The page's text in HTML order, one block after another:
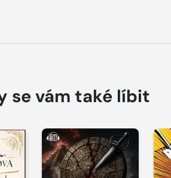
se vám také líbit
Přehrát
ukázku